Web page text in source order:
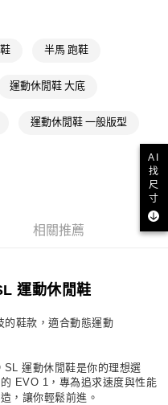
費
半馬 跑鞋
運動休閒鞋 大底
運動休閒鞋 一般版型
相關推薦
運動休閒鞋
鞋款，適合動態運動
運動休閒鞋是你的理想選
EVO 1，專為追求速度與性能
，讓你輕鬆前進。
AI
找
尺
寸